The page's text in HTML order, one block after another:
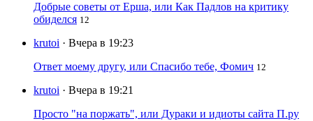
Добрые советы от Ерша, или Как Падлов на критику
обиделся 12
krutoi · Вчера в 19:23
Ответ моему другу, или Спасибо тебе, Фомич 12
krutoi · Вчера в 19:21
Просто "на поржать", или Дураки и идиоты сайта П.ру